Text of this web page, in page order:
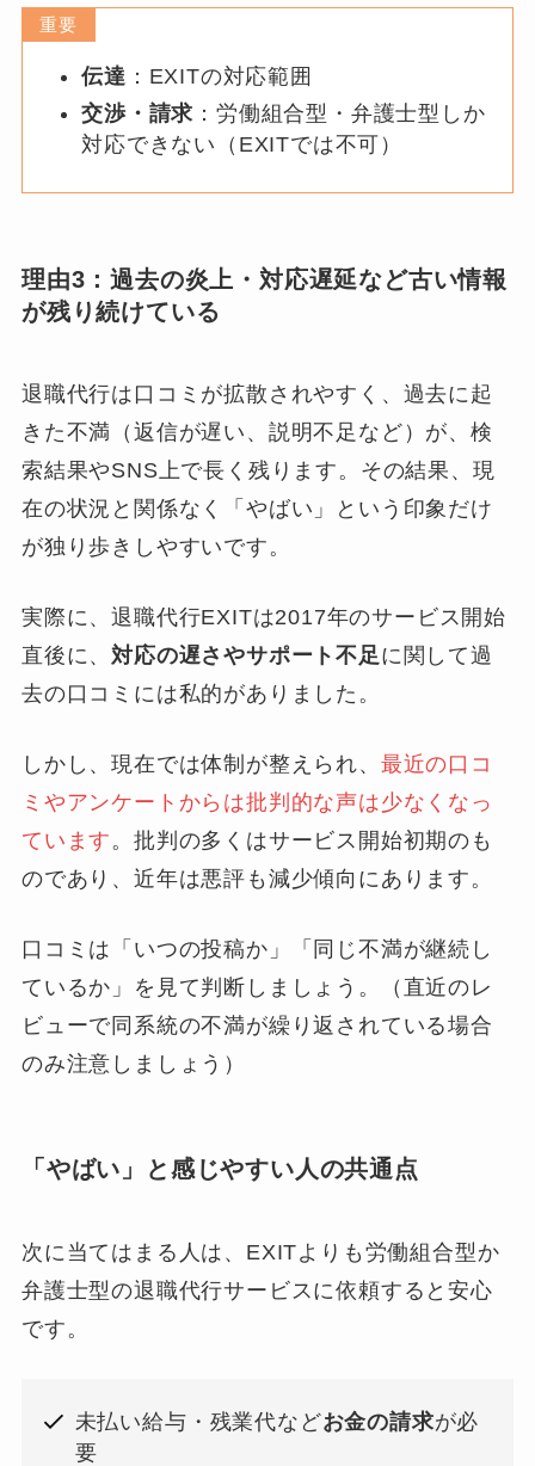
重要
伝達 ：EXITの対応範囲
交渉・請求 ：労働組合型・弁護士型しか
対応できない（EXITでは不可）
理由3：過去の炎上・対応遅延など古い情報
が残り続けている
退職代行は口コミが拡散されやすく、過去に起
きた不満（返信が遅い、説明不足など）が、検
索結果やSNS上で長く残ります。その結果、現
在の状況と関係なく「やばい」という印象だけ
が独り歩きしやすいです。
実際に、退職代行EXITは2017年のサービス開始
直後に、対応の遅さやサポート不足に関して過
去の口コミには私的がありました。
しかし、現在では体制が整えられ、 最近の口コ
ミやアンケートからは批判的な声は少なくなっ
ています。批判の多くはサービス開始初期のも
のであり、近年は悪評も減少傾向にあります。
口コミは「いつの投稿か」「同じ不満が継続し
ているか」を見て判断しましょう。（直近のレ
ビューで同系統の不満が繰り返されている場合
のみ注意しましょう）
「やばい」と感じやすい人の共通点
次に当てはまる人は、EXITよりも労働組合型か
弁護士型の退職代行サービスに依頼すると安心
です。
未払い給与・残業代などお金の請求が必
要